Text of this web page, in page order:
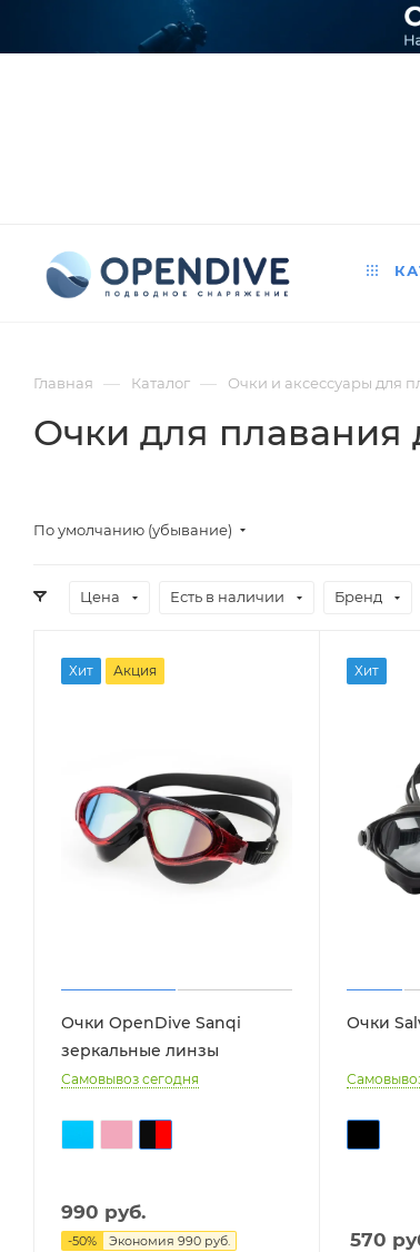
Главная — Каталог — Очки и аксессуары для
Очки для плавания
По умолчанию (убывание)
Цена Есть в наличии Бренд
Хит Акция
Очки OpenDive Sanqi
зеркальные линзы
Самовывоз сегодня
990 руб.
-50% Экономия 990 руб.
Хит
Очки
570